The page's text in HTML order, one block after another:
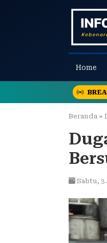
Home
Tetap Menunjukkan
Beranda »
Sabtu, 3